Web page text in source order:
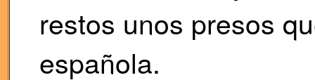
restos unos presos
española.